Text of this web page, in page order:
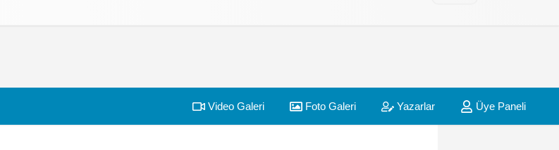
Video Galeri Foto Galeri Yazarlar Üye Paneli